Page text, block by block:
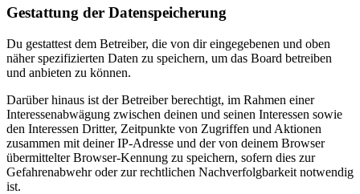
Gestattung der Datenspeicherung
Du gestattest dem Betreiber, die von dir eingegebenen und oben
näher spezifizierten Daten zu speichern, um das Board betreiben
und anbieten zu können.
Darüber hinaus ist der Betreiber berechtigt, im Rahmen einer
Interessenabwägung zwischen deinen und seinen Interessen sowie
den Interessen Dritter, Zeitpunkte von Zugriffen und Aktionen
zusammen mit deiner IP-Adresse und der von deinem Browser
übermittelter Browser-Kennung zu speichern, sofern dies zur
Gefahrenabwehr oder zur rechtlichen Nachverfolgbarkeit notwendig
ist.